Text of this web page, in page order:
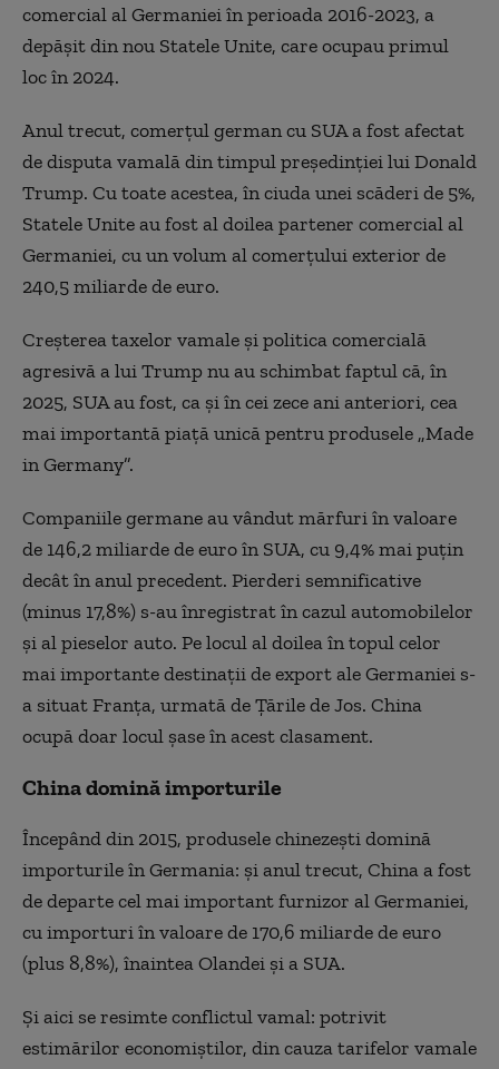
comercial al Germaniei în perioada 2016-2023, a
depășit din nou Statele Unite, care ocupau primul
loc în 2024.
Anul trecut, comerțul german cu SUA a fost afectat
de disputa vamală din timpul președinției lui Donald
Trump. Cu toate acestea, în ciuda unei scăderi de 5%,
Statele Unite au fost al doilea partener comercial al
Germaniei, cu un volum al comerțului exterior de
240,5 miliarde de euro.
Creșterea taxelor vamale și politica comercială
agresivă a lui Trump nu au schimbat faptul că, în
2025, SUA au fost, ca și în cei zece ani anteriori, cea
mai importantă piață unică pentru produsele „Made
in Germany”.
Companiile germane au vândut mărfuri în valoare
de 146,2 miliarde de euro în SUA, cu 9,4% mai puțin
decât în anul precedent. Pierderi semnificative
(minus 17,8%) s-au înregistrat în cazul automobilelor
și al pieselor auto. Pe locul al doilea în topul celor
mai importante destinații de export ale Germaniei s-
a situat Franța, urmată de Țările de Jos. China
ocupă doar locul șase în acest clasament.
China domină importurile
Începând din 2015, produsele chinezești domină
importurile în Germania: și anul trecut, China a fost
de departe cel mai important furnizor al Germaniei,
cu importuri în valoare de 170,6 miliarde de euro
(plus 8,8%), înaintea Olandei și a SUA.
Și aici se resimte conflictul vamal: potrivit
estimărilor economiștilor, din cauza tarifelor vamale